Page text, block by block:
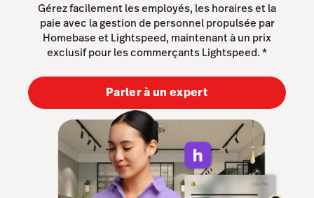
Gestion d'inventaire
Analyses
Numériseur
Comptabilité
Capital
Commandes de service
Gérez facilement les employés, les horaires et la
paie avec la gestion de personnel propulsée par
Homebase et Lightspeed, maintenant à un prix
exclusif pour les commerçants Lightspeed.*
Parler à un expert